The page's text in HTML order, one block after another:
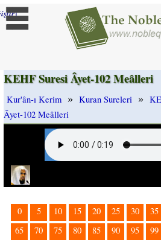
]
KEHF Suresi Âyet-102 Meâlleri
Kur'ân-ı Kerim » Kuran Sureleri »
Âyet-102 Meâlleri
0 5 10 15 20 25 30 35
65
70 75 80 85 90 95 99